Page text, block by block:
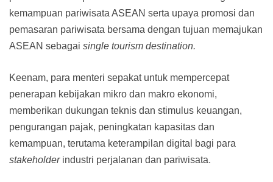
kemampuan pariwisata ASEAN serta upaya promosi dan
pemasaran pariwisata bersama dengan tujuan memajukan
ASEAN sebagai single tourism destination.
Keenam, para menteri sepakat untuk mempercepat
penerapan kebijakan mikro dan makro ekonomi,
memberikan dukungan teknis dan stimulus keuangan,
pengurangan pajak, peningkatan kapasitas dan
kemampuan, terutama keterampilan digital bagi para
stakeholderindustri perjalanan dan pariwisata.